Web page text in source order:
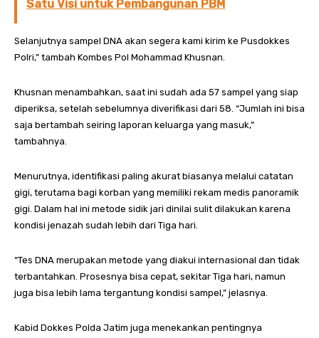
Satu Visi untuk Pembangunan PBM
Selanjutnya sampel DNA akan segera kami kirim ke Pusdokkes
Polri,” tambah Kombes Pol Mohammad Khusnan.
Khusnan menambahkan, saat ini sudah ada 57 sampel yang siap
diperiksa, setelah sebelumnya diverifikasi dari 58. “Jumlah ini bisa
saja bertambah seiring laporan keluarga yang masuk,”
tambahnya.
Menurutnya, identifikasi paling akurat biasanya melalui catatan
gigi, terutama bagi korban yang memiliki rekam medis panoramik
gigi. Dalam hal ini metode sidik jari dinilai sulit dilakukan karena
kondisi jenazah sudah lebih dari Tiga hari.
“Tes DNA merupakan metode yang diakui internasional dan tidak
terbantahkan. Prosesnya bisa cepat, sekitar Tiga hari, namun
juga bisa lebih lama tergantung kondisi sampel,” jelasnya.
Kabid Dokkes Polda Jatim juga menekankan pentingnya